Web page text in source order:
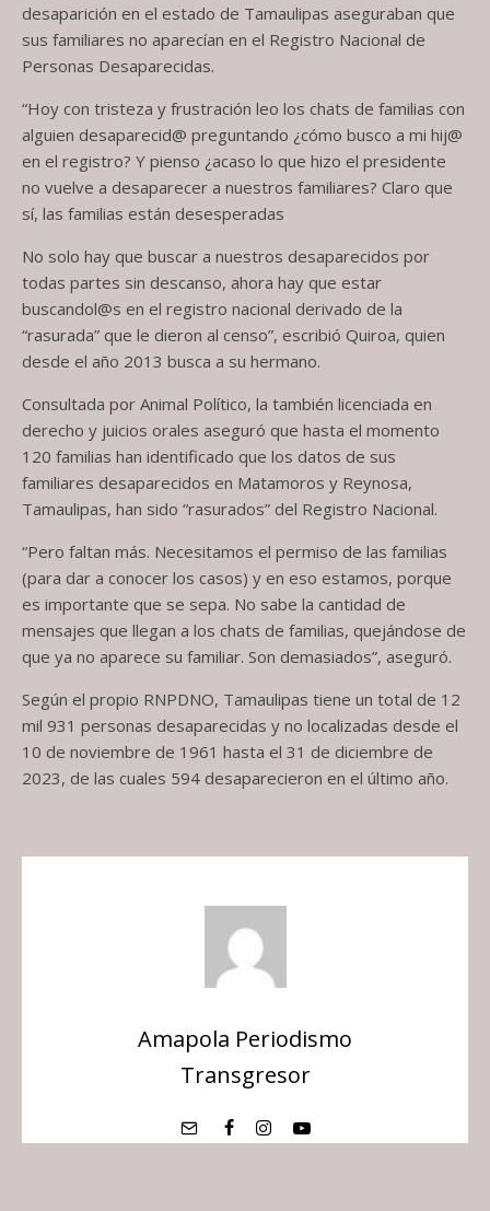
desaparición en el estado de Tamaulipas aseguraban que
sus familiares no aparecían en el Registro Nacional de
Personas Desaparecidas.
“Hoy con tristeza y frustración leo los chats de familias con
alguien desaparecid@ preguntando ¿cómo busco a mi hij@
en el registro? Y pienso ¿acaso lo que hizo el presidente
no vuelve a desaparecer a nuestros familiares? Claro que
sí, las familias están desesperadas
No solo hay que buscar a nuestros desaparecidos por
todas partes sin descanso, ahora hay que estar
buscandol@s en el registro nacional derivado de la
“rasurada” que le dieron al censo”, escribió Quiroa, quien
desde el año 2013 busca a su hermano.
Consultada por Animal Político, la también licenciada en
derecho y juicios orales aseguró que hasta el momento
120 familias han identificado que los datos de sus
familiares desaparecidos en Matamoros y Reynosa,
Tamaulipas, han sido “rasurados” del Registro Nacional.
“Pero faltan más. Necesitamos el permiso de las familias
(para dar a conocer los casos) y en eso estamos, porque
es importante que se sepa. No sabe la cantidad de
mensajes que llegan a los chats de familias, quejándose de
que ya no aparece su familiar. Son demasiados”, aseguró.
Según el propio RNPDNO, Tamaulipas tiene un total de 12
mil 931 personas desaparecidas y no localizadas desde el
10 de noviembre de 1961 hasta el 31 de diciembre de
2023, de las cuales 594 desaparecieron en el último año.
Amapola Periodismo
Transgresor